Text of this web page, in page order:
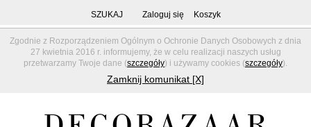
Zgodnie z Rozporządzeniem Ogólnym o Ochronie Danych Osobowych z dnia
27 kwietnia 2016 r. informujemy, że w celu realizacji naszych usług
przetwarzamy Twoje dane (szczegóły) i używamy cookies (szczegóły).
Zamknij komunikat [X]
SZUKAJ Zaloguj się Koszyk